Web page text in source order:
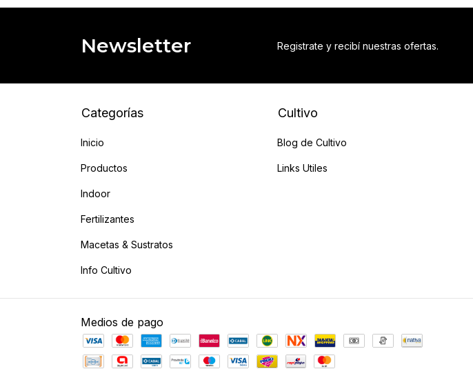
Newsletter Registrate y recibí nuestras ofertas.
Categorías
Inicio
Productos
Indoor
Fertilizantes
Macetas & Sustratos
Info Cultivo
Cultivo
Blog de Cultivo
Links Utiles
Medios de pago